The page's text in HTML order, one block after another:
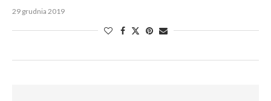
29 grudnia 2019